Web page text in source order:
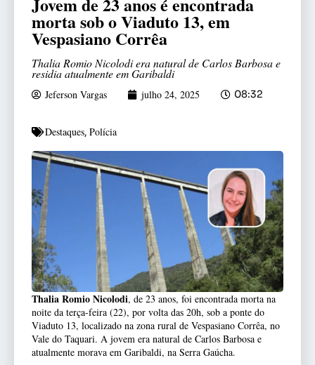
morta sob o Viaduto 13, em
Vespasiano Corrêa
Thalia Romio Nicolodi era natural de Carlos Barbosa e
residia atualmente em Garibaldi
Jeferson Vargas julho 24, 2025 08:32
Destaques, Polícia
Thalia Romio Nicolodi, de 23 anos, foi encontrada morta na
noite da terça-feira (22), por volta das 20h, sob a ponte do
Viaduto 13, localizado na zona rural de Vespasiano Corrêa, no
Vale do Taquari. A jovem era natural de Carlos Barbosa e
atualmente morava em Garibaldi, na Serra Gaúcha.